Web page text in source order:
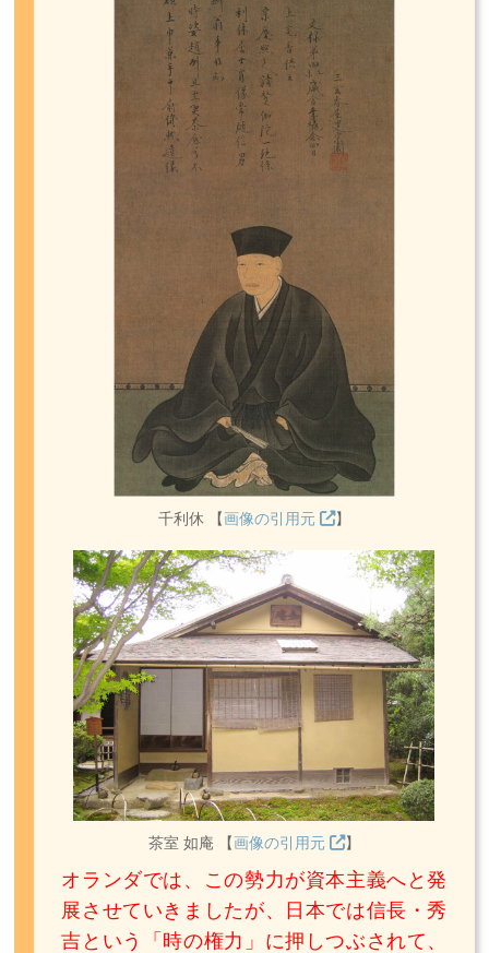
千利休 【画像の引用元 】
茶室 如庵 【画像の引用元 】
オランダでは、この勢力が資本主義へと発
展させていきましたが、日本では信長・秀
吉という「時の権力」に押しつぶされて、